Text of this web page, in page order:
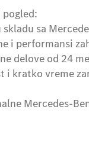
sa
i performansi
delove od 24
i kratko vreme
Mercedes-